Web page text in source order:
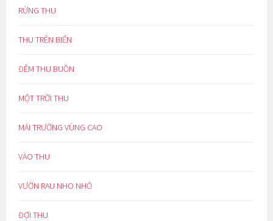
RỪNG THU
THU TRÊN BIỂN
ĐÊM THU BUỒN
MỘT TRỜI THU
MÁI TRƯỜNG VÙNG CAO
VÀO THU
VƯỜN RAU NHO NHỎ
ĐỢI THU